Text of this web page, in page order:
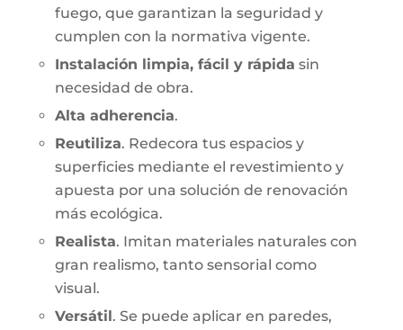
fuego, que garantizan la seguridad y
cumplen con la normativa vigente.
Instalación limpia, fácil y rápida sin
necesidad de obra.
Alta adherencia.
Reutiliza. Redecora tus espacios y
superficies mediante el revestimiento y
apuesta por una solución de renovación
más ecológica.
Realista. Imitan materiales naturales con
gran realismo, tanto sensorial como
visual.
Versátil . Se puede aplicar en paredes,